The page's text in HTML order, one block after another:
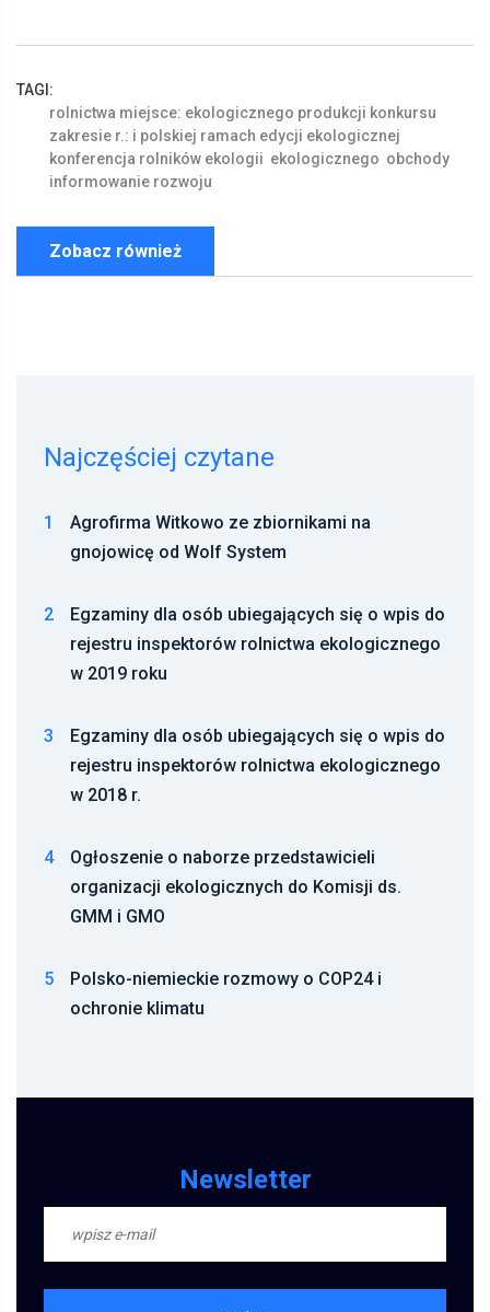
TAGI:
rolnictwa miejsce: ekologicznego produkcji konkursu
zakresie r.: i polskiej ramach edycji ekologicznej
konferencja rolników ekologii ekologicznego obchody
informowanie rozwoju
Zobacz również
Najczęściej czytane
1
Agrofirma Witkowo ze zbiornikami na
gnojowicę od Wolf System
2
Egzaminy dla osób ubiegających się o wpis do
rejestru inspektorów rolnictwa ekologicznego
w 2019 roku
3
Egzaminy dla osób ubiegających się o wpis do
rejestru inspektorów rolnictwa ekologicznego
w 2018 r.
4
Ogłoszenie o naborze przedstawicieli
organizacji ekologicznych do Komisji ds.
GMM i GMO
5
Polsko-niemieckie rozmowy o COP24 i
ochronie klimatu
Newsletter